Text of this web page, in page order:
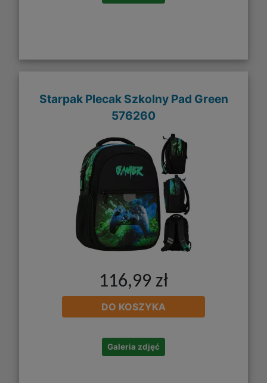
Starpak Plecak Szkolny Pad Green
576260
116,99 zł
DO KOSZYKA
Galeria zdjęć